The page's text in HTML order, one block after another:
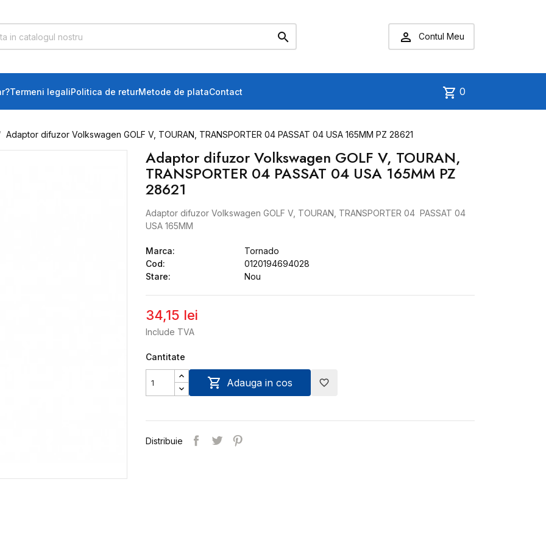
  Contul Meu
Termeni legaliPolitica de returMetode de plataContact shopping_cart 0
Adaptor difuzor Volkswagen GOLF V, TOURAN, TRANSPORTER 04 PASSAT 04 USA 165MM PZ 28621
Adaptor difuzor Volkswagen GOLF V, TOURAN,
TRANSPORTER 04 PASSAT 04 USA 165MM PZ
28621
Adaptor difuzor Volkswagen GOLF V, TOURAN, TRANSPORTER 04 PASSAT 04
USA 165MM
Marca:
Tornado
Cod:
0120194694028
Stare:
Nou
34,15 lei
Include TVA
Cantitate
 Adauga in cos favorite_border
Distribuie